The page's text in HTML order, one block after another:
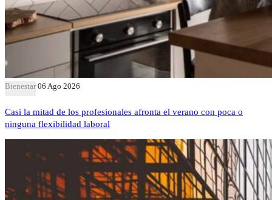
Bienestar 06 Ago 2026
Casi la mitad de los profesionales afronta el verano con poca o
ninguna flexibilidad laboral